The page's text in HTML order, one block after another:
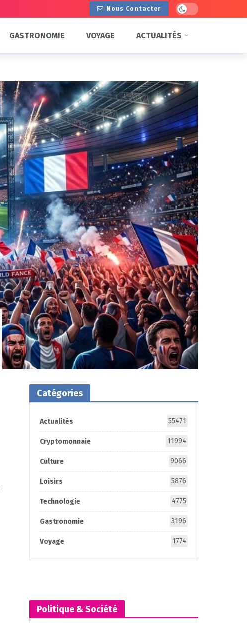
Nous Contacter Dark mode
GASTRONOMIE VOYAGE ACTUALITÉS
Catégories
Actualités 55471
Cryptomonnaie 11994
Culture 9066
Loisirs 5876
Technologie 4775
Gastronomie 3196
Voyage 1774
Politique & Société